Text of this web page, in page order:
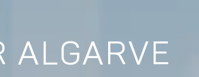
ALGARVE